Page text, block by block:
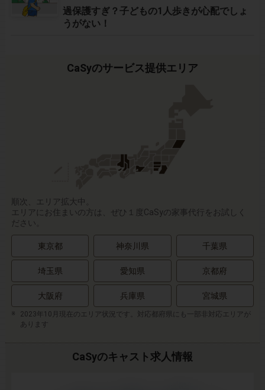
過保護すぎ？子どもの1人歩きが心配でしょ
うがない！
CaSyのサービス提供エリア
順次、エリア拡大中。
エリアにお住まいの方は、ぜひ１度CaSyの家事代行をお試しく
ださい。
東京都 神奈川県 千葉県
埼玉県 愛知県 京都府
大阪府 兵庫県 宮城県
2023年10月現在のエリア状況です。対応都府県にも一部非対応エリアが
あります
CaSyのキャスト求人情報